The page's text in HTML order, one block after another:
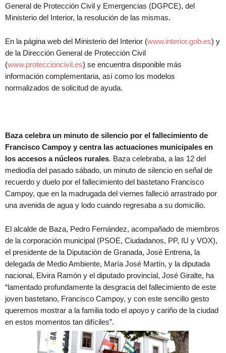
General de Protección Civil y Emergencias (DGPCE), del
Ministerio del Interior, la resolución de las mismas.
En la página web del Ministerio del Interior (www.interior.gob.es) y
de la Dirección General de Protección Civil
(www.proteccioncivil.es) se encuentra disponible más
información complementaria, así como los modelos
normalizados de solicitud de ayuda.
Baza celebra un minuto de silencio por el fallecimiento de
Francisco Campoy y centra las actuaciones municipales en
los accesos a núcleos rurales. Baza celebraba, a las 12 del
mediodía del pasado sábado, un minuto de silencio en señal de
recuerdo y duelo por el fallecimiento del bastetano Francisco
Campoy, que en la madrugada del viernes falleció arrastrado por
una avenida de agua y lodo cuando regresaba a su domicilio.
El alcalde de Baza, Pedro Fernández, acompañado de miembros
de la corporación municipal (PSOE, Ciudadanos, PP, IU y VOX),
el presidente de la Diputación de Granada, José Entrena, la
delegada de Medio Ambiente, María José Martín, y la diputada
nacional, Elvira Ramón y el diputado provincial, José Giralte, ha
“lamentado profundamente la desgracia del fallecimiento de este
joven bastetano, Francisco Campoy, y con este sencillo gesto
queremos mostrar a la familia todo el apoyo y cariño de la ciudad
en estos momentos tan difíciles”.